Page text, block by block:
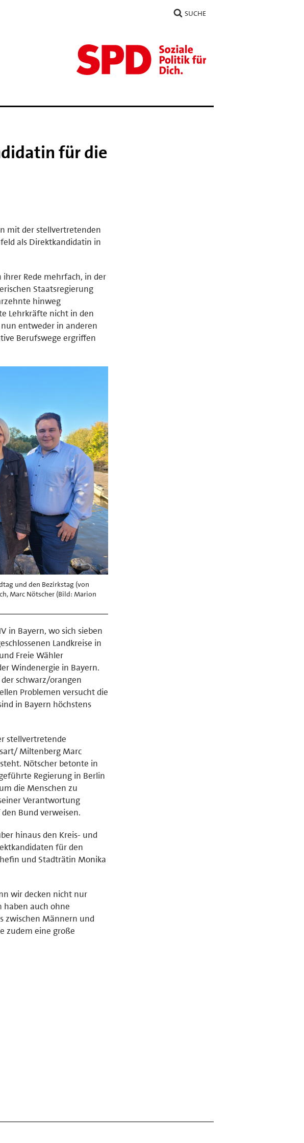
SUCHE
für die
mit der stellvertretenden
als Direktkandidatin in
ihrer Rede mehrfach, in der
Staatsregierung
hinweg
Lehrkräfte nicht in den
entweder in anderen
Berufswege ergriffen
und den Bezirkstag (von
Marc Nötscher (Bild: Marion
in Bayern, wo sich sieben
Landkreise in
Freie Wähler
Windenergie in Bayern.
schwarz/orangen
Problemen versucht die
in Bayern höchstens
stellvertretende
Miltenberg Marc
Nötscher betonte in
Regierung in Berlin
die Menschen zu
Verantwortung
Bund verweisen.
hinaus den Kreis- und
für den
und Stadträtin Monika
wir decken nicht nur
haben auch ohne
zwischen Männern und
zudem eine große